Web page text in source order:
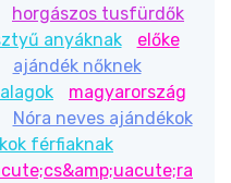
feladatok
játékfeladatok,
mindez eddig még nem
játék is a " Csinálj
játék... a facebook-
horgászos tusfürdők
anyáknak
előke
ajándék nőknek
magyarország
Nóra neves ajándékok
férfiaknak